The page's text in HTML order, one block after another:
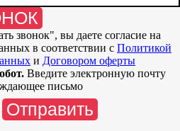
звонок", вы даете согласие на
в соответствии с Политикой
и Договором оферты
Введите электронную почту
письмо
Отправить